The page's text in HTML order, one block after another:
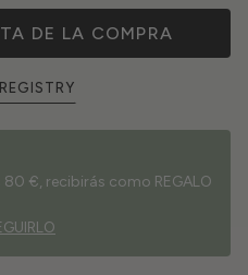
DE LA COMPRA
€, recibirás como REGALO